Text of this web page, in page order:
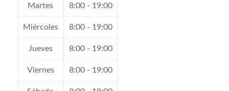
Martes 8:00 - 19:00
Miércoles 8:00 - 19:00
Jueves 8:00 - 19:00
Viernes 8:00 - 19:00